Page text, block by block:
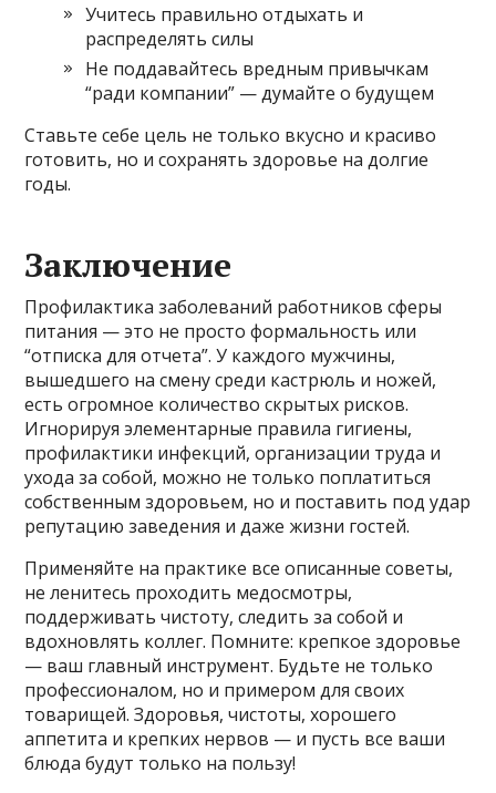
Учитесь правильно отдыхать и
распределять силы
Не поддавайтесь вредным привычкам
“ради компании” — думайте о будущем
Ставьте себе цель не только вкусно и красиво
готовить, но и сохранять здоровье на долгие
годы.
Заключение
Профилактика заболеваний работников сферы
питания — это не просто формальность или
“отписка для отчета”. У каждого мужчины,
вышедшего на смену среди кастрюль и ножей,
есть огромное количество скрытых рисков.
Игнорируя элементарные правила гигиены,
профилактики инфекций, организации труда и
ухода за собой, можно не только поплатиться
собственным здоровьем, но и поставить под удар
репутацию заведения и даже жизни гостей.
Применяйте на практике все описанные советы,
не ленитесь проходить медосмотры,
поддерживать чистоту, следить за собой и
вдохновлять коллег. Помните: крепкое здоровье
— ваш главный инструмент. Будьте не только
профессионалом, но и примером для своих
товарищей. Здоровья, чистоты, хорошего
аппетита и крепких нервов — и пусть все ваши
блюда будут только на пользу!